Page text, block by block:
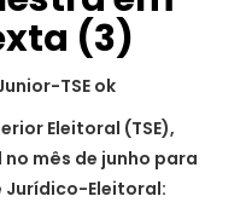
(3)
Eleitoral (TSE),
mês de junho para
Jurídico-Eleitoral: